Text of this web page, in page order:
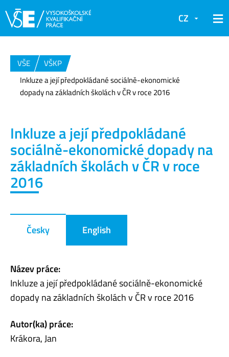
CZ
VŠE
VŠKP
Inkluze a její předpokládané sociálně-ekonomické
dopady na základních školách v ČR v roce 2016
Inkluze a její předpokládané
sociálně-ekonomické dopady na
základních školách v ČR v roce
2016
Česky English
Název práce:
Inkluze a její předpokládané sociálně-ekonomické
dopady na základních školách v ČR v roce 2016
Autor(ka) práce:
Krákora, Jan